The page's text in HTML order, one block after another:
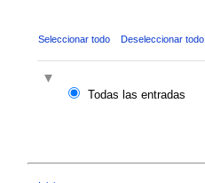
Seleccionar todo Deseleccionar todo
Todas las entradas